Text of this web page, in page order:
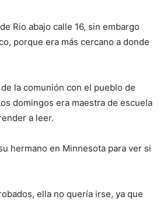
Rio abajo calle 16, sin embargo
porque era más cercano a donde
la comunión con el pueblo de
domingos era maestra de escuela
a leer.
hermano en Minnesota para ver si
ella no quería irse, ya que